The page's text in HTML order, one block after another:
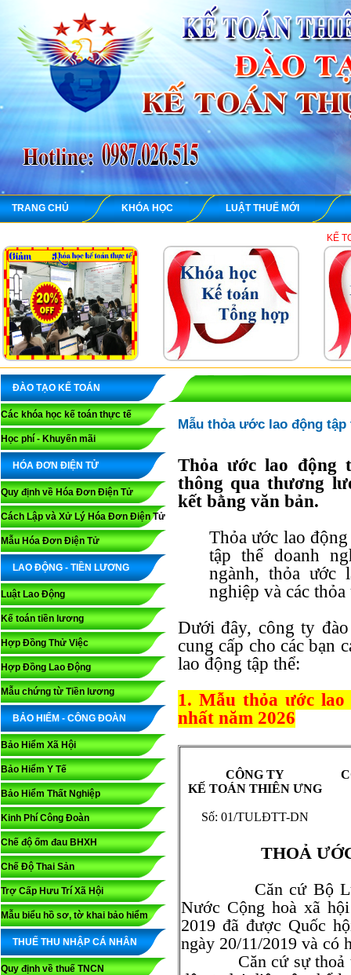
TRANG CHỦ KHÓA HỌC LUẬT THUẾ MỚI
KẾ TOÁN THIÊN
ĐÀO TẠO KẾ TOÁN
Các khóa học kế toán thực tế
Học phí - Khuyến mãi
HÓA ĐƠN ĐIỆN TỬ
Quy định về Hóa Đơn Điện Tử
Cách Lập và Xử Lý Hóa Đơn Điện Tử
Mẫu Hóa Đơn Điện Tử
LAO ĐỘNG - TIỀN LƯƠNG
Luật Lao Động
Kế toán tiền lương
Hợp Đồng Thử Việc
Hợp Đồng Lao Động
Mẫu chứng từ Tiền lương
BẢO HIỂM - CÔNG ĐOÀN
Bảo Hiểm Xã Hội
Bảo Hiểm Y Tế
Bảo Hiểm Thất Nghiệp
Kinh Phí Công Đoàn
Chế độ ốm đau BHXH
Chế Độ Thai Sản
Trợ Cấp Hưu Trí Xã Hội
Mẫu biểu hồ sơ, tờ khai bảo hiểm
THUẾ THU NHẬP CÁ NHÂN
Quy định về thuế TNCN
Mẫu thỏa ước lao động
Thỏa ước lao động
thông qua thương
kết bằng văn bản.
Thỏa ước lao
tập thể doanh
ngành, thỏa ước
nghiệp và các
Dưới đây, công ty
cung cấp cho các bạn
lao động tập thể:
1. Mẫu thỏa ước
nhất năm 2026
CÔNG TY
KẾ TOÁN THIÊN ƯNG
Số: 01/TULĐTT-DN
THOẢ
Căn cứ Bộ Luật
Nước Cộng hoà xã
2019 đã được Quốc
ngày 20/11/2019 và có
Căn cứ sự thoả